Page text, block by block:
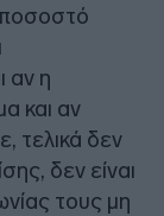
αν η
και αν
τελικά δεν
δεν είναι
τους μη